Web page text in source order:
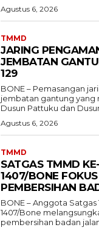
Agustus 6, 2026
TMMD
JARING
JEMBATAN
129
BONE – Pemasangan
jembatan gantung yang
Dusun Pattuku dan
Agustus 6, 2026
TMMD
SATGAS TMMD
1407/BONE
PEMBERSIHAN
BONE – Anggota Satgas
1407/Bone
pembersihan badan jalan